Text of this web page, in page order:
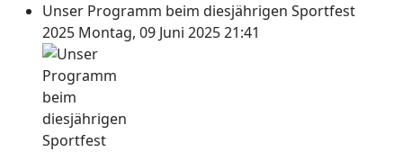
Unser Programm beim diesjährigen Sportfest
2025 Montag, 09 Juni 2025 21:41